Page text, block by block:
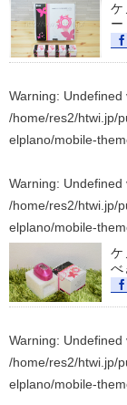
ケ
ー
Warning: Undefined
/home/res2/htwi.jp/
elplano/mobile-
Warning: Undefined
/home/res2/htwi.jp/
elplano/mobile-
ケ
べ
Warning: Undefined
/home/res2/htwi.jp/
elplano/mobile-